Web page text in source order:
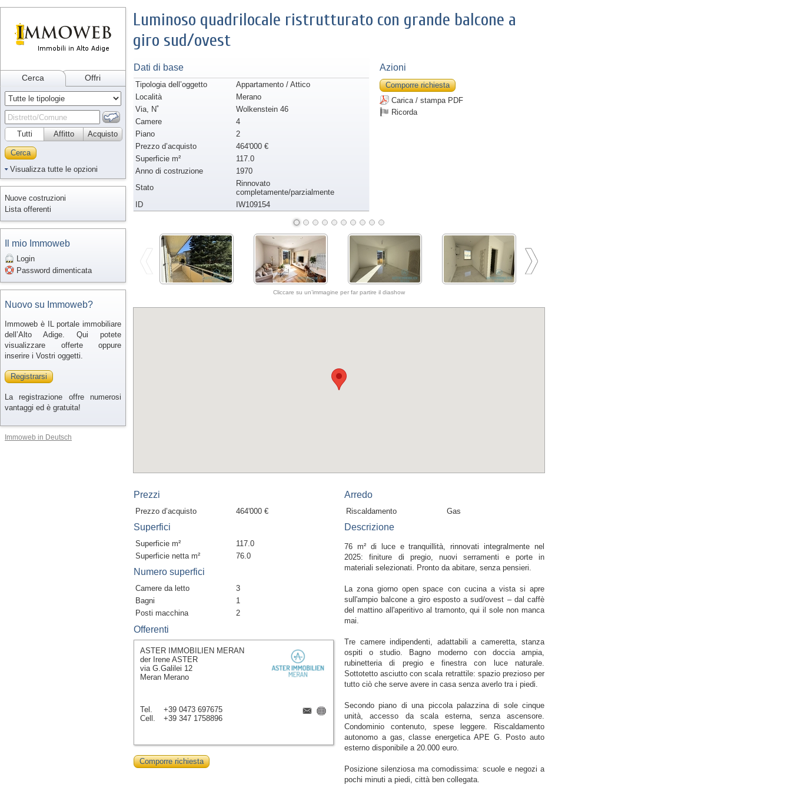
Cerca Offri
Tutti Acquisto
Affitto
Cerca
Visualizza tutte le opzioni
Nuove costruzioni
Lista offerenti
Il mio Immoweb
Login
Password dimenticata
Nuovo su Immoweb?
Immoweb è IL portale immobiliare
dell’Alto Adige. Qui potete
visualizzare offerte oppure
inserire i Vostri oggetti.
Registrarsi
La registrazione offre numerosi
vantaggi ed è gratuita!
Immoweb in Deutsch
Luminoso quadrilocale ristrutturato con grande balcone a
giro sud/ovest
Dati di base
Tipologia dell’oggetto
Appartamento / Attico
Località
Merano
Via, N˚
Wolkenstein 46
Camere
4
Piano
2
Prezzo d’acquisto
464'000 €
Superficie m²
117.0
Anno di costruzione
1970
Stato
Rinnovato
completamente/parzialmente
ID
IW109154
Azioni
Comporre richiesta
Carica / stampa PDF
Ricorda
Cliccare su un’immagine per far partire il diashow
Prezzi
Prezzo d’acquisto 464'000 €
Superfici
Superficie m²
117.0
Superficie netta m²
76.0
Numero superfici
Camere da letto
3
Bagni
1
Posti macchina
2
Arredo
Riscaldamento Gas
Descrizione
76 m² di luce e tranquillità, rinnovati integralmente nel
2025: finiture di pregio, nuovi serramenti e porte in
materiali selezionati. Pronto da abitare, senza pensieri.
La zona giorno open space con cucina a vista si apre
sull'ampio balcone a giro esposto a sud/ovest – dal caffè
del mattino all'aperitivo al tramonto, qui il sole non manca
mai.
Tre camere indipendenti, adattabili a cameretta, stanza
ospiti o studio. Bagno moderno con doccia ampia,
rubinetteria di pregio e finestra con luce naturale.
Sottotetto asciutto con scala retrattile: spazio prezioso per
tutto ciò che serve avere in casa senza averlo tra i piedi.
Secondo piano di una piccola palazzina di sole cinque
unità, accesso da scala esterna, senza ascensore.
Condominio contenuto, spese leggere. Riscaldamento
autonomo a gas, classe energetica APE G. Posto auto
esterno disponibile a 20.000 euro.
Posizione silenziosa ma comodissima: scuole e negozi a
pochi minuti a piedi, città ben collegata.
Offerenti
ASTER IMMOBILIEN MERAN
der Irene ASTER
via G.Galilei 12
Meran Merano
Tel.
+39 0473 697675
Cell.
+39 347 1758896
Comporre richiesta